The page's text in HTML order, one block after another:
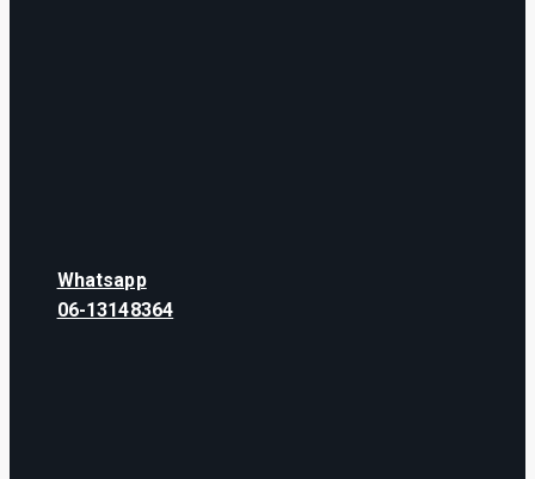
Whatsapp
06-13148364